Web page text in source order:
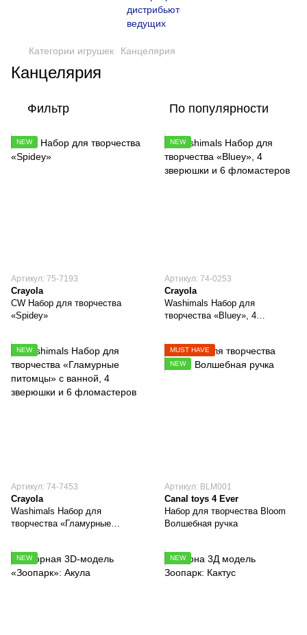
Категории игрушек Канцелярия
Канцелярия
Фильтр По популярности
NEW
Артикул: 75-7193
Crayola
CW Набор для творчества
«Spidey»
NEW
Артикул: 74-0253
Crayola
Washimals Набор для
творчества «Bluey», 4
NEW
Артикул: 74-7453
Crayola
Washimals Набор для
творчества «Гламурные
зверюшки и 6 фломастеров
MUST HAVE
NEW
Артикул: BLM001
Canal toys 4 Ever
Набор для творчества Bloom
Волшебная ручка
NEW NEW